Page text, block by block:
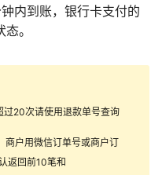
内到账，银行卡支付的
。
20次请使用退款单号查询
户用微信订单号或商户订
返回前10笔和